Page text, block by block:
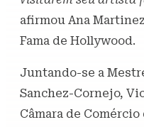
afirmou Ana
Fama de Hollywood.
Juntando-se a
Sanchez-Cornejo,
Câmara de